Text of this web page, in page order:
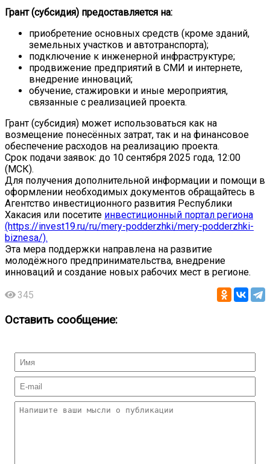
Грант (субсидия) предоставляется на:
приобретение основных средств (кроме зданий,
земельных участков и автотранспорта);
подключение к инженерной инфраструктуре;
продвижение предприятий в СМИ и интернете,
внедрение инноваций;
обучение, стажировки и иные мероприятия,
связанные с реализацией проекта.
Грант (субсидия) может использоваться как на
возмещение понесённых затрат, так и на финансовое
обеспечение расходов на реализацию проекта.
Срок подачи заявок: до 10 сентября 2025 года, 12:00
(МСК).
Для получения дополнительной информации и помощи в
оформлении необходимых документов обращайтесь в
Агентство инвестиционного развития Республики
Хакасия или посетите инвестиционный портал региона
(https://invest19.ru/ru/mery-podderzhki/mery-podderzhki-
biznesa/).
Эта мера поддержки направлена на развитие
молодёжного предпринимательства, внедрение
инноваций и создание новых рабочих мест в регионе.
345
Оставить сообщение: